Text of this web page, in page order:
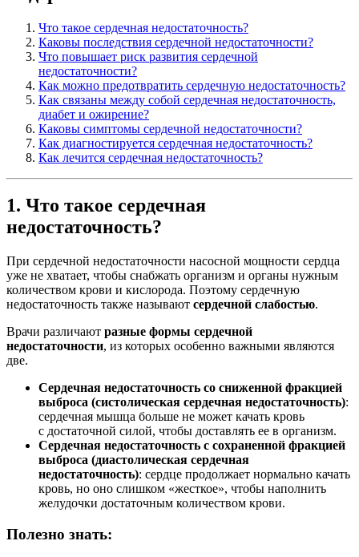
Что такое сердечная недостаточность?
Каковы последствия сердечной недостаточности?
Что повышает риск развития сердечной
недостаточности?
Как можно предотвратить сердечную недостаточность?
Как связаны между собой сердечная недостаточность,
диабет и ожирение?
Каковы симптомы сердечной недостаточности?
Как диагностируется сердечная недостаточность?
Как лечится сердечная недостаточность?
1. Что такое сердечная
недостаточность?
При сердечной недостаточности насосной мощности сердца
уже не хватает, чтобы снабжать организм и органы нужным
количеством крови и кислорода. Поэтому сердечную
недостаточность также называют сердечной слабостью.
Врачи различают разные формы сердечной
недостаточности, из которых особенно важными являются
две.
Сердечная недостаточность со сниженной фракцией
выброса (систолическая сердечная недостаточность):
сердечная мышца больше не может качать кровь
с достаточной силой, чтобы доставлять ее в организм.
Сердечная недостаточность с сохраненной фракцией
выброса (диастолическая сердечная
недостаточность): сердце продолжает нормально качать
кровь, но оно слишком «жесткое», чтобы наполнить
желудочки достаточным количеством крови.
Полезно знать: